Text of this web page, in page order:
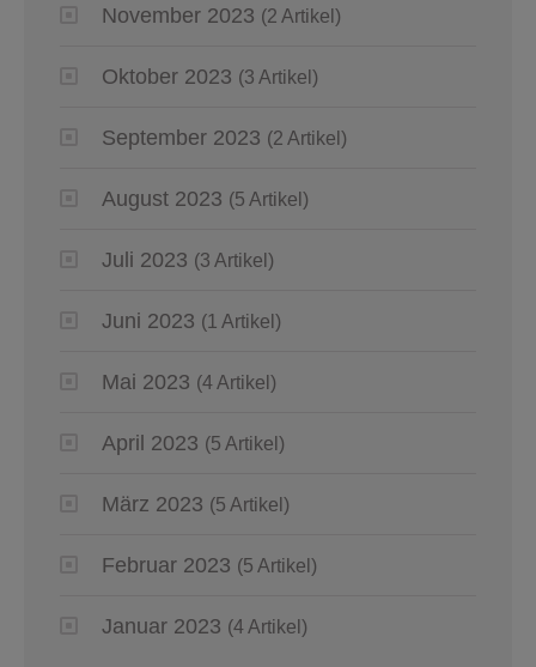
November 2023 (2 Artikel)
Oktober 2023 (3 Artikel)
September 2023 (2 Artikel)
August 2023 (5 Artikel)
Juli 2023 (3 Artikel)
Juni 2023 (1 Artikel)
Mai 2023 (4 Artikel)
April 2023 (5 Artikel)
März 2023 (5 Artikel)
Februar 2023 (5 Artikel)
Januar 2023 (4 Artikel)